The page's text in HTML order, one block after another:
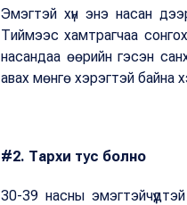
Эмэгтэй хүн энэ насан
Тиймээс хамтрагчаа
насандаа өөрийн гэсэн
авах мөнгө хэрэгтэй байна
#2. Тархи тус болно
30-39 насны